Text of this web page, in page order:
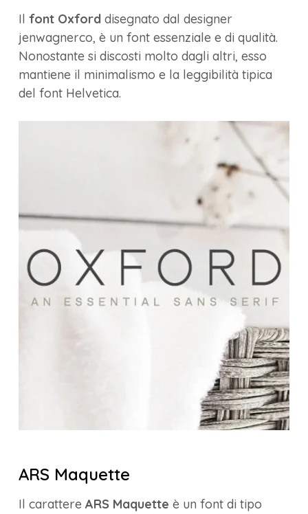
Il font Oxford disegnato dal designer
jenwagnerco, è un font essenziale e di qualità.
Nonostante si discosti molto dagli altri, esso
mantiene il minimalismo e la leggibilità tipica
del font Helvetica.
ARS Maquette
Il carattere ARS Maquette è un font di tipo